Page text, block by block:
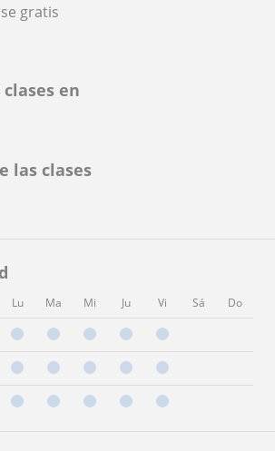
gratis
en
las clases
Lu Ma Mi Ju Vi Sá Do